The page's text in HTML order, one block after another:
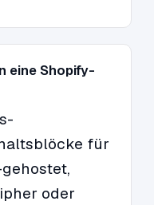
eine Shopify-
für
oder